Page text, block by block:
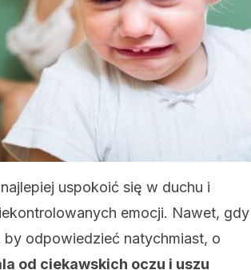
uspokoić się w duchu i
emocji. Nawet, gdy
odpowiedzieć natychmiast, o
od ciekawskich oczu i uszu